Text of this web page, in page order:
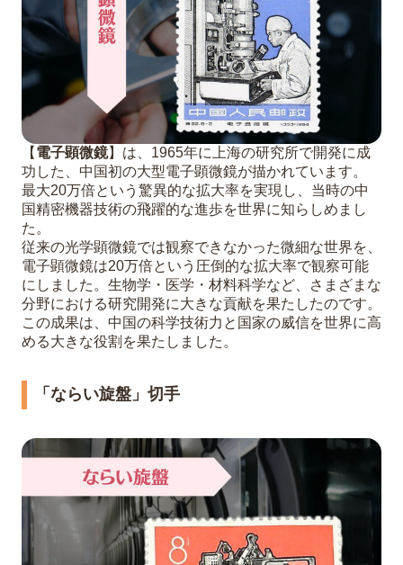
【 電子顕微鏡】は、1965年に上海の研究所で開発に成
功した、中国初の大型電子顕微鏡が描かれています。
最大20万倍という驚異的な拡大率を実現し、当時の中
国精密機器技術の飛躍的な進歩を世界に知らしめまし
た。
従来の光学顕微鏡では観察できなかった微細な世界を、
電子顕微鏡は20万倍という圧倒的な拡大率で観察可能
にしました。生物学・医学・材料科学など、さまざまな
分野における研究開発に大きな貢献を果たしたのです。
この成果は、中国の科学技術力と国家の威信を世界に高
める大きな役割を果たしました。
「ならい旋盤」切手